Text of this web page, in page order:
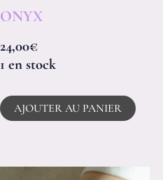
ONYX
24,00€
1 en stock
AJOUTER AU PANIER
Plage